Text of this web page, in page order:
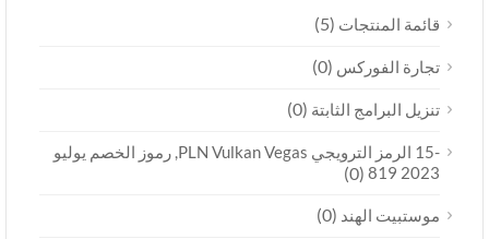
قائمة المنتجات(5)
تجارة الفوركس(0)
تنزيل البرامج الثابتة(0)
-15 الرمز الترويجي PLN Vulkan Vegas, رموز الخصم يوليو
2023 819
(0)
موستبيت الهند(0)